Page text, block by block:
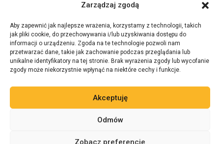
Zarządzaj zgodą
Aby zapewnić jak najlepsze wrażenia, korzystamy z technologii, takich
jak pliki cookie, do przechowywania i/lub uzyskiwania dostępu do
informacji o urządzeniu. Zgoda na te technologie pozwoli nam
przetwarzać dane, takie jak zachowanie podczas przeglądania lub
unikalne identyfikatory na tej stronie. Brak wyrażenia zgody lub wycofanie
zgody może niekorzystnie wpłynąć na niektóre cechy i funkcje.
Akceptuję
Odmów
Zobacz preferencje